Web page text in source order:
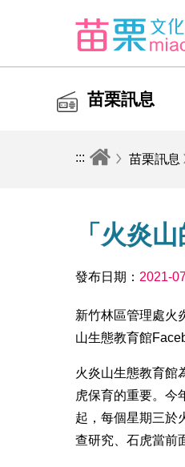
苗栗訊息
::: 苗栗訊息
「火炎
發布日期： 2021-
新竹林區管理處火
山生態教育館
火炎山生態教育館
虎保育的重要。今
起，每個星期三於
查研究、石虎當前